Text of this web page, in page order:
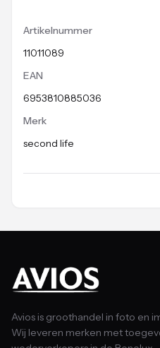
Artikelnummer
11011089
EAN
6953810885036
Merk
second life
Avios is groothandel in foto en
Wij leveren merken met